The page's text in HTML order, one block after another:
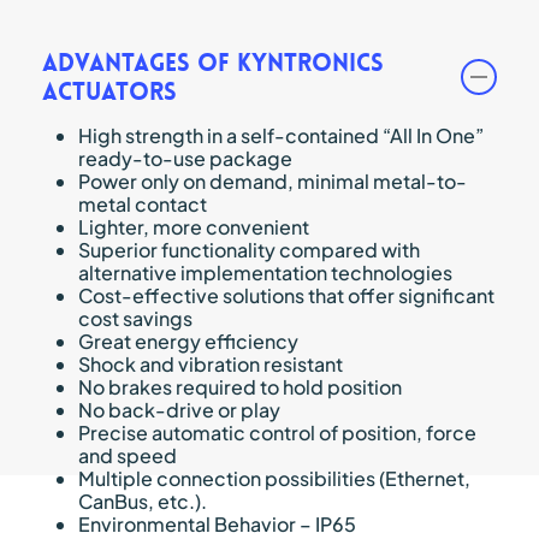
Advantages of Kyntronics
actuators
High strength in a self-contained “All In One”
ready-to-use package
Power only on demand, minimal metal-to-
metal contact
Lighter, more convenient
Superior functionality compared with
alternative implementation technologies
Cost-effective solutions that offer significant
cost savings
Great energy efficiency
Shock and vibration resistant
No brakes required to hold position
No back-drive or play
Precise automatic control of position, force
and speed
Multiple connection possibilities (Ethernet,
CanBus, etc.).
Environmental Behavior – IP65